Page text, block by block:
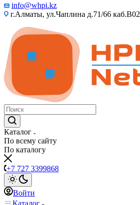
info@whpi.kz
г.Алматы, ул.Чаплина д.71/66 каб.B02
Каталог
По всему сайту
По каталогу
+7 727 3399868
Войти
Каталог